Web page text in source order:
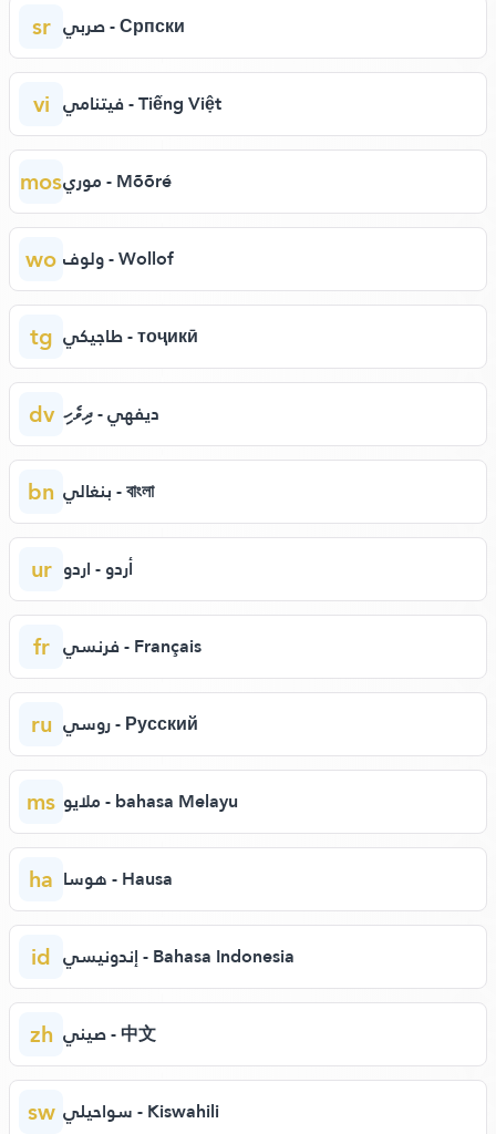
sr صربي - Српски
vi فيتنامي - Tiếng Việt
mos موري - Mõõré
wo ولوف - Wollof
tg طاجيكي - тоҷикӣ
dv ديفهي - ދިވެހި
bn بنغالي - বাংলা
ur أردو - اردو
fr فرنسي - Français
ru روسي - Русский
ms ملايو - bahasa Melayu
ha هوسا - Hausa
id إندونيسي - Bahasa Indonesia
zh صيني - 中文
sw سواحيلي - Kiswahili